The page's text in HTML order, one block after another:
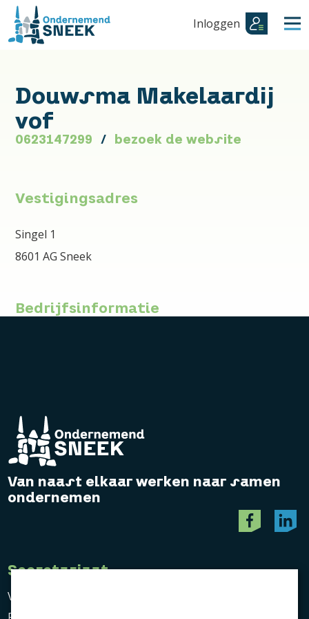
Inloggen
Douwsma Makelaardij
vof
0623147299 bezoek de website
Vestigingsadres
Singel 1
8601 AG Sneek
Bedrijfsinformatie
Van naast elkaar werken naar samen
ondernemen
Secretariaat
Vereniging Ondernemend Sneek